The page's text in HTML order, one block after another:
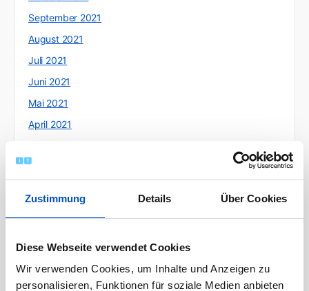
Zustimmung Details Über Cookies
Diese Webseite verwendet Cookies
Wir verwenden Cookies, um Inhalte und Anzeigen zu
personalisieren, Funktionen für soziale Medien anbieten
September 2021
August 2021
Juli 2021
Juni 2021
Mai 2021
April 2021
Februar 2021
Oktober 2020
September 2020